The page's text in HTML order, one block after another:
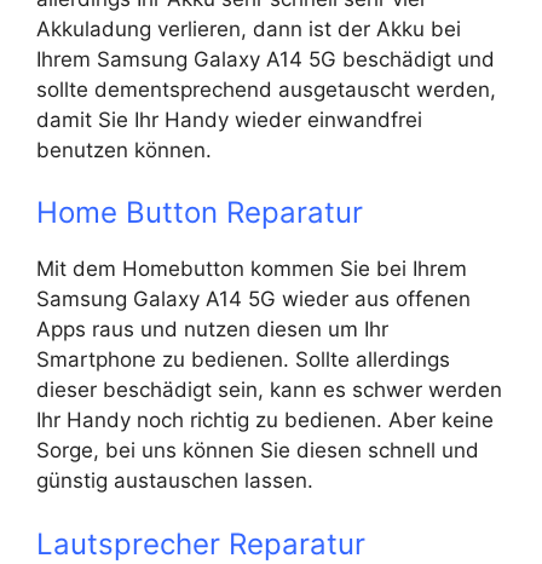
Akkuladung verlieren, dann ist der Akku bei
Ihrem Samsung Galaxy A14 5G beschädigt und
sollte dementsprechend ausgetauscht werden,
damit Sie Ihr Handy wieder einwandfrei
benutzen können.
Home Button Reparatur
Mit dem Homebutton kommen Sie bei Ihrem
Samsung Galaxy A14 5G wieder aus offenen
Apps raus und nutzen diesen um Ihr
Smartphone zu bedienen. Sollte allerdings
dieser beschädigt sein, kann es schwer werden
Ihr Handy noch richtig zu bedienen. Aber keine
Sorge, bei uns können Sie diesen schnell und
günstig austauschen lassen.
Lautsprecher Reparatur